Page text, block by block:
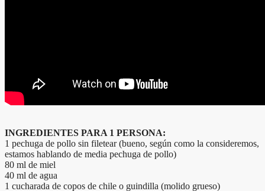
INGREDIENTES PARA 1 PERSONA:
1 pechuga de pollo sin filetear (bueno, según como la consideremos,
estamos hablando de media pechuga de pollo)
80 ml de miel
40 ml de agua
1 cucharada de copos de chile o guindilla (molido grueso)